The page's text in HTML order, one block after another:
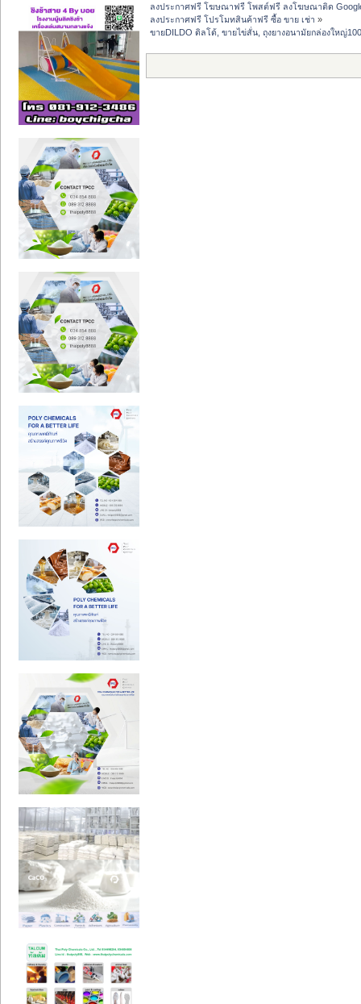
ลงประกาศฟรี โฆษณาฟรี โพสต์ฟรี ลงโฆษณาติด
ลงประกาศฟรี โปรโมทสินค้าฟรี ซื้อ ขาย เช่า »
ขายDILDO ดิลโด้, ขายไข่สั่น, ถุงยางอนามัยกล่องใหญ่